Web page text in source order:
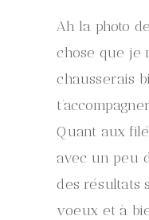
Ah la photo
chose que je
chausserais
Quant aux
avec un peu
des résultats
voeux et à